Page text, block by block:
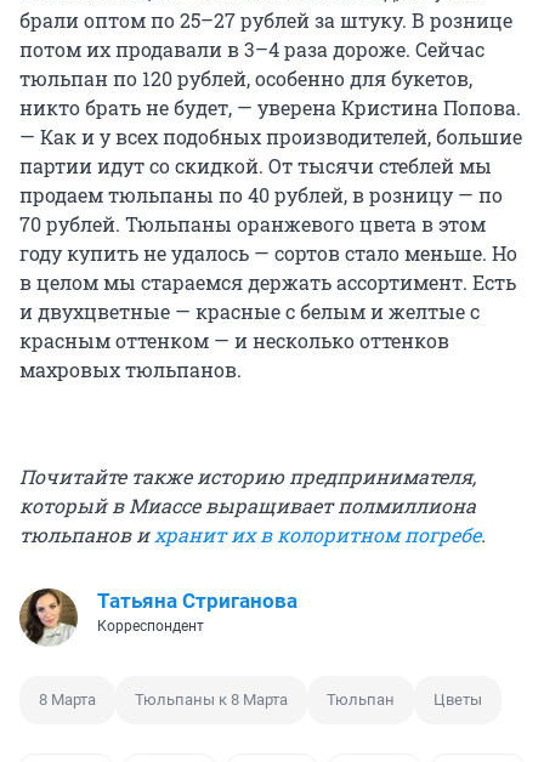
брали оптом по 25–27 рублей за штуку. В рознице
потом их продавали в 3–4 раза дороже. Сейчас
тюльпан по 120 рублей, особенно для букетов,
никто брать не будет, — уверена Кристина Попова.
— Как и у всех подобных производителей, большие
партии идут со скидкой. От тысячи стеблей мы
продаем тюльпаны по 40 рублей, в розницу — по
70 рублей. Тюльпаны оранжевого цвета в этом
году купить не удалось — сортов стало меньше. Но
в целом мы стараемся держать ассортимент. Есть
и двухцветные — красные с белым и желтые с
красным оттенком — и несколько оттенков
махровых тюльпанов.
Почитайте также историю предпринимателя,
который в Миассе выращивает полмиллиона
тюльпанов ихранит их в колоритном погребе.
Татьяна Стриганова
Корреспондент
8 Марта Тюльпаны к 8 Марта Тюльпан Цветы